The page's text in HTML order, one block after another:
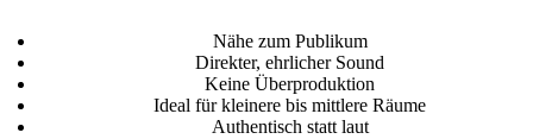
Nähe zum Publikum
Direkter, ehrlicher Sound
Keine Überproduktion
Ideal für kleinere bis mittlere Räume
Authentisch statt laut